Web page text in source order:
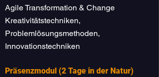
Agile Transformation & Change
Kreativitätstechniken,
Problemlösungsmethoden,
Innovationstechniken
Präsenzmodul (2 Tage in der Natur)